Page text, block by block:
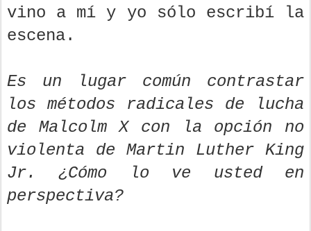
vino a mí y yo sólo escribí la
escena.
Es un lugar común contrastar
los métodos radicales de lucha
de Malcolm X con la opción no
violenta de Martin Luther King
Jr. ¿Cómo lo ve usted en
perspectiva?